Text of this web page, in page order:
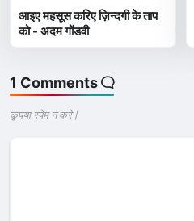
आइए महसूस करिए ज़िन्दगी के ताप
को - अदम गोंडवी
1 Comments
कृपया स्पेम न करे |